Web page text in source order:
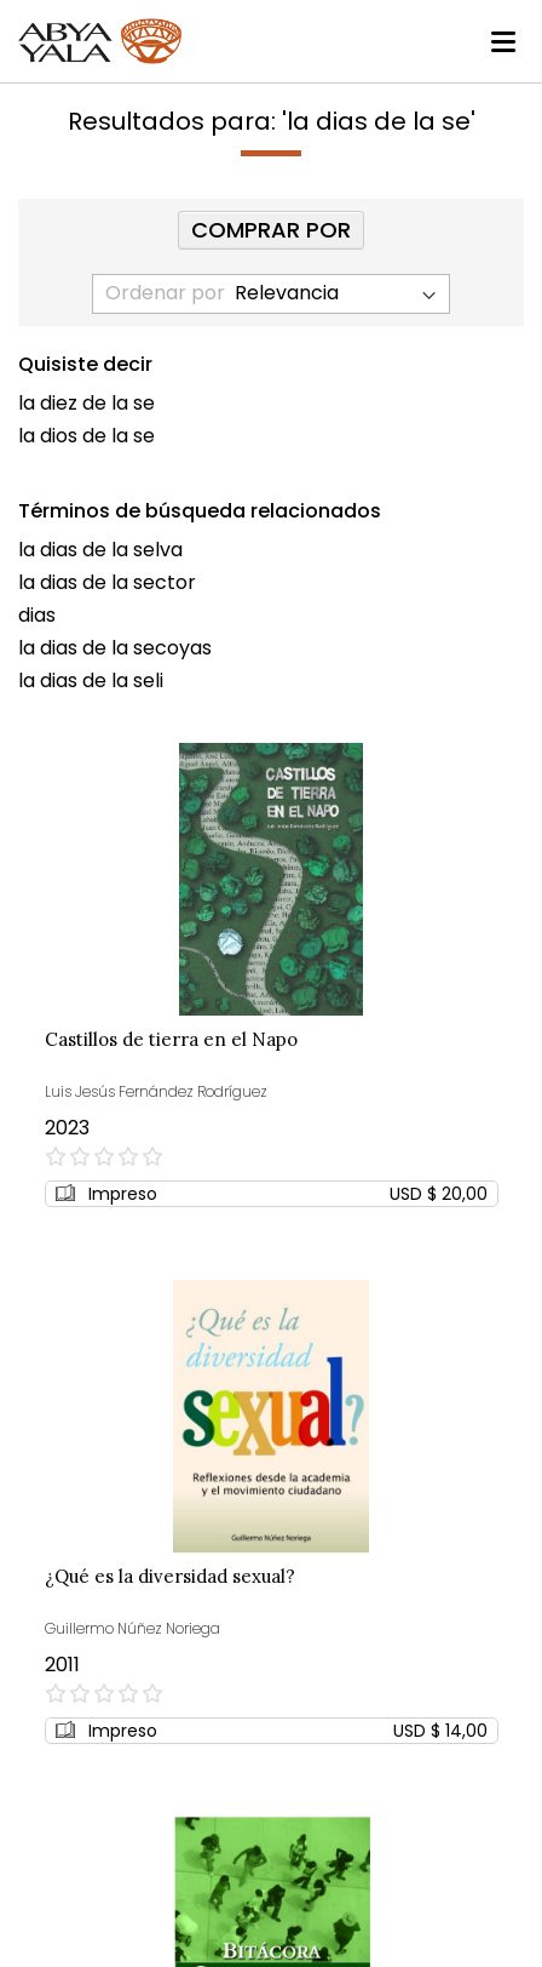
Resultados para: 'la dias de la se'
Ordenar por
Quisiste decir
la diez de la se
la dios de la se
Términos de búsqueda relacionados
la dias de la selva
la dias de la sector
dias
la dias de la secoyas
la dias de la seli
Castillos de tierra en el Napo
Luis Jesús Fernández Rodríguez
2023
0%
Impreso USD $ 20,00
¿Qué es la diversidad sexual?
Guillermo Núñez Noriega
2011
0%
Impreso USD $ 14,00
COMPRAR POR